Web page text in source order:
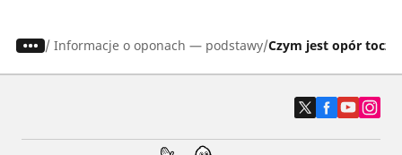
/ Informacje o oponach — podstawy Czym jest opór